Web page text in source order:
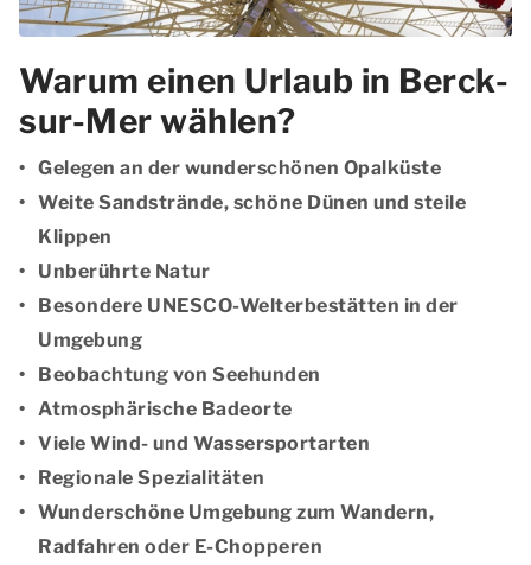
Warum einen Urlaub in Berck-
sur-Mer wählen?
Gelegen an der wunderschönen Opalküste
Weite Sandstrände, schöne Dünen und steile
Klippen
Unberührte Natur
Besondere UNESCO-Welterbestätten in der
Umgebung
Beobachtung von Seehunden
Atmosphärische Badeorte
Viele Wind- und Wassersportarten
Regionale Spezialitäten
Wunderschöne Umgebung zum Wandern,
Radfahren oder E-Chopperen